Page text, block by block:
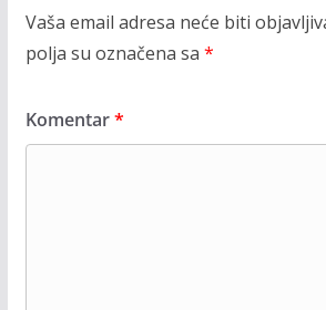
Vaša email adresa neće biti
polja su označena sa *
Komentar*